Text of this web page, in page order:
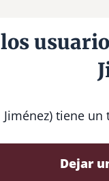
Jiménez) tiene
Dejar